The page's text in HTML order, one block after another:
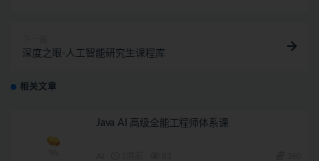
深度之眼-人工智能研究生课程库
相关文章
Java AI 高级全能工程师体系课